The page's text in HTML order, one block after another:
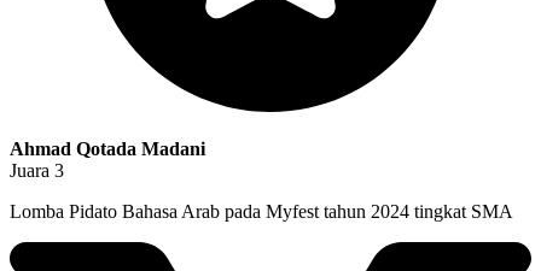
Ahmad Qotada Madani
Juara 3
Lomba Pidato Bahasa Arab pada Myfest tahun 2024 tingkat SMA